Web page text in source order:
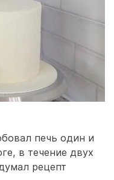
печь один и
в течение двух
рецепт